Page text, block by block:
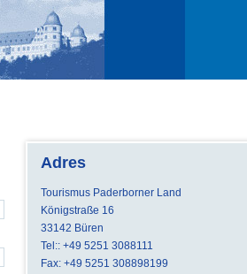
Adres
Tourismus Paderborner Land
Königstraße 16
33142 Büren
Tel:: +49 5251 3088111
Fax: +49 5251 308898199